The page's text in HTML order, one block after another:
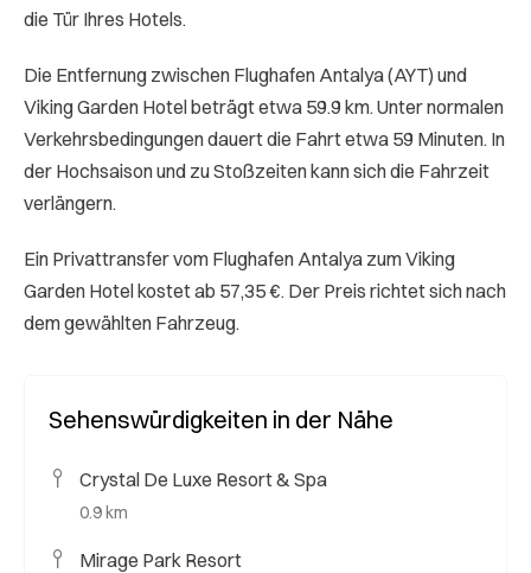
die Tür Ihres Hotels.
Die Entfernung zwischen Flughafen Antalya (AYT) und
Viking Garden Hotel beträgt etwa 59.9 km. Unter normalen
Verkehrsbedingungen dauert die Fahrt etwa 59 Minuten. In
der Hochsaison und zu Stoßzeiten kann sich die Fahrzeit
verlängern.
Ein Privattransfer vom Flughafen Antalya zum Viking
Garden Hotel kostet ab 57,35 €. Der Preis richtet sich nach
dem gewählten Fahrzeug.
Sehenswürdigkeiten in der Nähe
Crystal De Luxe Resort & Spa
0.9 km
Mirage Park Resort